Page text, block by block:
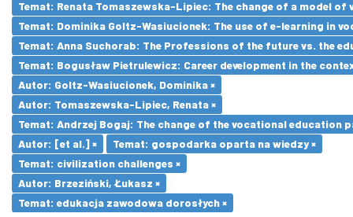
Temat: Renata Tomaszewska-Lipiec: The change of a model
Temat: Dominika Goltz-Wasiucionek: The use of e-learning in
Temat: Anna Suchorab: The Professions of the future vs. the
Temat: Bogusław Pietrulewicz: Career development in the
Autor: Goltz-Wasiucionek, Dominika ×
Autor: Tomaszewska-Lipiec, Renata ×
Temat: Andrzej Bogaj: The change of the vocational education
Autor: [et al.] ×
Temat: gospodarka oparta na wiedzy ×
Temat: civilization challenges ×
Autor: Brzeziński, Łukasz ×
Temat: edukacja zawodowa dorosłych ×